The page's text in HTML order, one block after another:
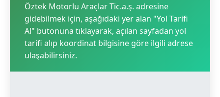
Öztek Motorlu Araçlar Tic.a.ş. adresine
gidebilmek için, aşağıdaki yer alan "Yol Tarifi
Al" butonuna tıklayarak, açılan sayfadan yol
tarifi alıp koordinat bilgisine göre ilgili adrese
ulaşabilirsiniz.